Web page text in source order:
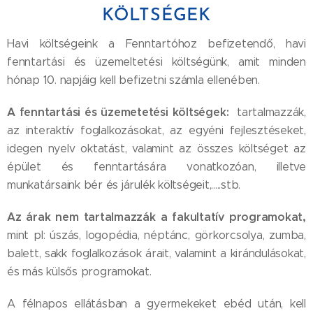
KÖLTSÉGEK
Havi költségeink a Fenntartóhoz befizetendő, havi
fenntartási és üzemeltetési költségünk, amit minden
hónap 10. napjáig kell befizetni számla ellenében.
A fenntartási és üzemetetési költségek:
tartalmazzák,
az interaktív foglalkozásokat, az egyéni fejlesztéseket,
idegen nyelv oktatást, valamint az összes költséget az
épület és fenntartására vonatkozóan, illetve
munkatársaink bér és járulék költségeit,.....stb.
Az árak nem tartalmazzák a fakultatív programokat,
mint pl: úszás, logopédia, néptánc, görkorcsolya, zumba,
balett, sakk foglalkozások árait, valamint a kirándulásokat,
és más külsős programokat.
A félnapos ellátásban a gyermekeket ebéd után, kell